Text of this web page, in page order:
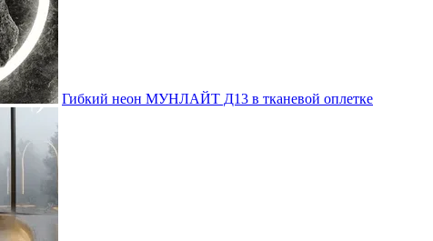
Гибкий неон МУНЛАЙТ Д13 в тканевой оплетке